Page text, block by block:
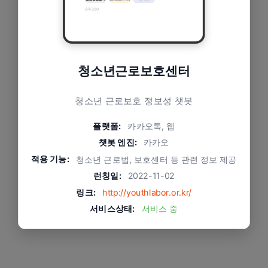
청소년근로보호센터
청소년 근로보호 정보성 챗봇
플랫폼: 카카오톡, 웹
챗봇 엔진: 카카오
적용 기능:
청소년 근로법, 보호센터 등 관련 정보 제공
런칭일:
2022-11-02
링크:
http://youthlabor.or.kr/
서비스상태:
서비스 중